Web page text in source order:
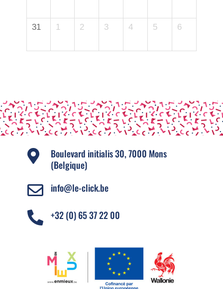
31 1 2 3 4 5 6

Boulevard initialis 30, 7000 Mons
(Belgique)
 info@le-click.be
 +32 (0) 65 37 22 00